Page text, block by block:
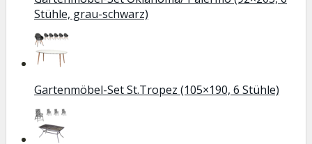
Stühle, grau-schwarz)
Gartenmöbel-Set St.Tropez (105×190, 6 Stühle)